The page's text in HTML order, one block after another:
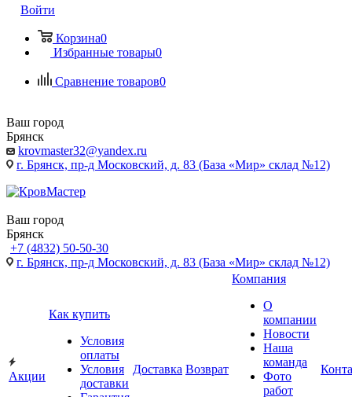
Войти
Корзина0
Избранные товары0
Сравнение товаров0
Ваш город
Брянск
krovmaster32@yandex.ru
г. Брянск, пр-д Московский, д. 83 (База «Мир» склад №12)
Ваш город
Брянск
+7 (4832) 50-50-30
г. Брянск, пр-д Московский, д. 83 (База «Мир» склад №12)
Акции
Как купить
Условия
оплаты
Условия
доставки
Доставка Возврат
Компания
О
компании
Новости
Наша
команда
Фото
работ